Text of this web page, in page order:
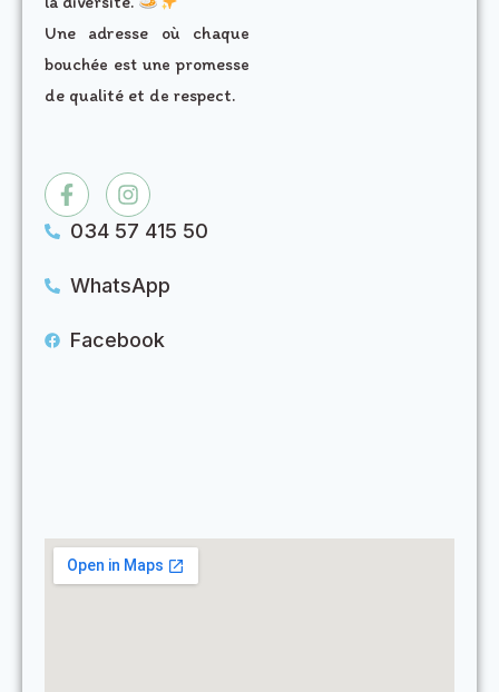
Une adresse où chaque
bouchée est une promesse
de qualité et de respect.
034 57 415 50
WhatsApp
Facebook